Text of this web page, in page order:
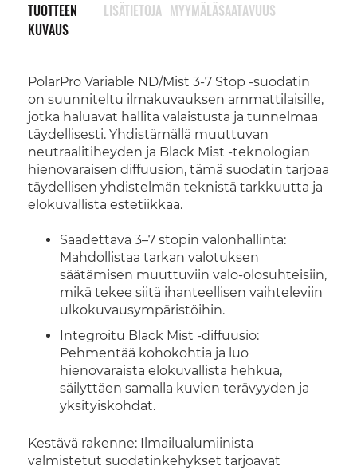
TUOTTEEN
KUVAUS
PolarPro Variable ND/Mist 3-7 Stop -suodatin
on suunniteltu ilmakuvauksen ammattilaisille,
jotka haluavat hallita valaistusta ja tunnelmaa
täydellisesti. Yhdistämällä muuttuvan
neutraalitiheyden ja Black Mist -teknologian
hienovaraisen diffuusion, tämä suodatin tarjoaa
täydellisen yhdistelmän teknistä tarkkuutta ja
elokuvallista estetiikkaa.
Säädettävä 3–7 stopin valonhallinta:
Mahdollistaa tarkan valotuksen
säätämisen muuttuviin valo-olosuhteisiin,
mikä tekee siitä ihanteellisen vaihteleviin
ulkokuvausympäristöihin.
Integroitu Black Mist -diffuusio:
Pehmentää kohokohtia ja luo
hienovaraista elokuvallista hehkua,
säilyttäen samalla kuvien terävyyden ja
yksityiskohdat.
Kestävä rakenne: Ilmailualumiinista
valmistetut suodatinkehykset tarjoavat
LISÄTIETOJA MYYMÄLÄSAATAVUUS